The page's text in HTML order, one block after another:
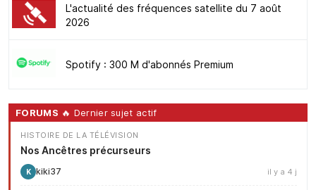
L'actualité des fréquences satellite du 7 août
2026
Spotify : 300 M d'abonnés Premium
FORUMS 🔥 Dernier sujet actif
HISTOIRE DE LA TÉLÉVISION
Nos Ancêtres précurseurs
K kiki37 il y a 4 j